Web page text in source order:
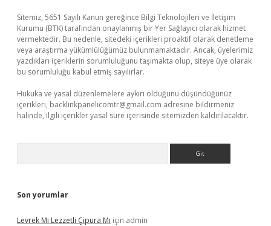
Sitemiz, 5651 Sayılı Kanun gereğince Bilgi Teknolojileri ve İletişim
Kurumu (BTK) tarafından onaylanmış bir Yer Sağlayıcı olarak hizmet
vermektedir. Bu nedenle, sitedeki içerikleri proaktif olarak denetleme
veya araştırma yükümlülüğümüz bulunmamaktadır. Ancak, üyelerimiz
yazdıkları içeriklerin sorumluluğunu taşımakta olup, siteye üye olarak
bu sorumluluğu kabul etmiş sayılırlar.
Hukuka ve yasal düzenlemelere aykırı olduğunu düşündüğünüz
içerikleri, backlinkpanelicomtr@gmail.com adresine bildirmeniz
halinde, ilgili içerikler yasal süre içerisinde sitemizden kaldırılacaktır.
Son yorumlar
Levrek Mi Lezzetli Çipura Mı için admin